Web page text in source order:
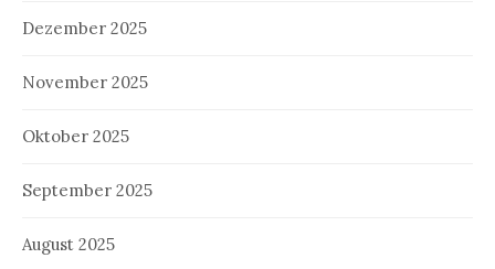
Dezember 2025
November 2025
Oktober 2025
September 2025
August 2025